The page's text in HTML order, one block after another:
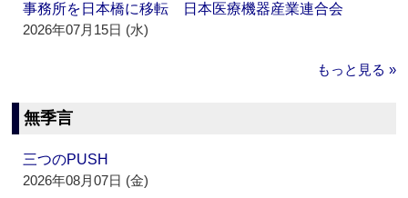
事務所を日本橋に移転 日本医療機器産業連合会
2026年07月15日 (水)
もっと見る »
無季言
三つのPUSH
2026年08月07日 (金)